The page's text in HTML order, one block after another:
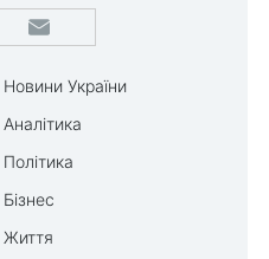
Новини України
Аналітика
Політика
Бізнес
Життя